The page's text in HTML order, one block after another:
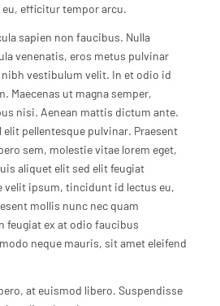
efficitur tempor arcu.
sapien non faucibus. Nulla
venenatis, eros metus pulvinar
vestibulum velit. In et odio id
Maecenas ut magna semper,
nisi. Aenean mattis dictum ante.
elit pellentesque pulvinar. Praesent
sem, molestie vitae lorem eget,
aliquet elit sed elit feugiat
velit ipsum, tincidunt id lectus eu,
mollis nunc nec quam
feugiat ex at odio faucibus
neque mauris, sit amet eleifend
at euismod libero. Suspendisse